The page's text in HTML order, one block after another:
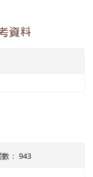
資料
： 943